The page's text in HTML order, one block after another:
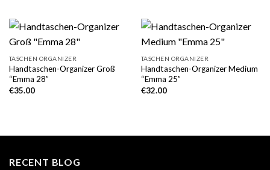
TASCHEN ORGANIZER
Handtaschen-Organizer Groß
“Emma 28”
€35.00
TASCHEN ORGANIZER
Handtaschen-Organizer Medium
“Emma 25”
€32.00
RECENT BLOG